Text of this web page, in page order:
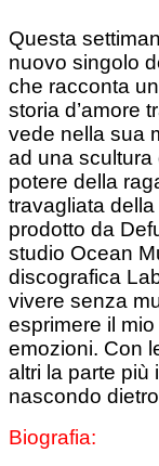
Questa
nuovo singolo
che racconta
storia d’amore
vede nella sua
ad una scultura
potere della
travagliata
prodotto da
studio Ocean
discografica
vivere senza
esprimere il
emozioni. Con
altri la parte più
nascondo
Biografia: